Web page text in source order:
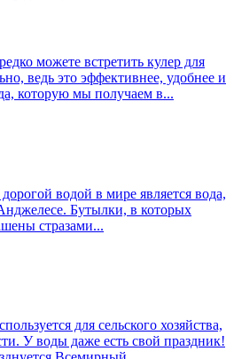
можете встретить кулер для
ведь это эффективнее, удобнее и
которую мы получаем в...
водой в мире является вода,
Бутылки, в которых
стразами...
для сельского хозяйства,
У воды даже есть свой праздник!